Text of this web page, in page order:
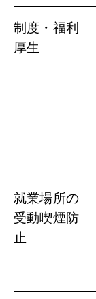
制度・福利
厚生
就業場所の
受動喫煙防
止